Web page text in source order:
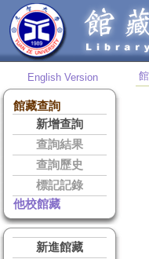
English Version
館藏查詢
新增查詢
查詢結果
查詢歷史
標記記錄
他校館藏
新進館藏